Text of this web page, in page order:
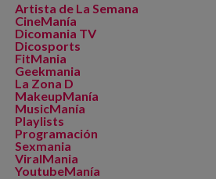
Artista de La Semana
CineManía
Dicomania TV
Dicosports
FitMania
Geekmania
La Zona D
MakeupManía
MusicManía
Playlists
Programación
Sexmania
ViralMania
YoutubeManía